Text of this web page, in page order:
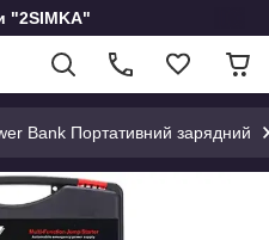
"2SIMKA"
Bank Портативний зарядний